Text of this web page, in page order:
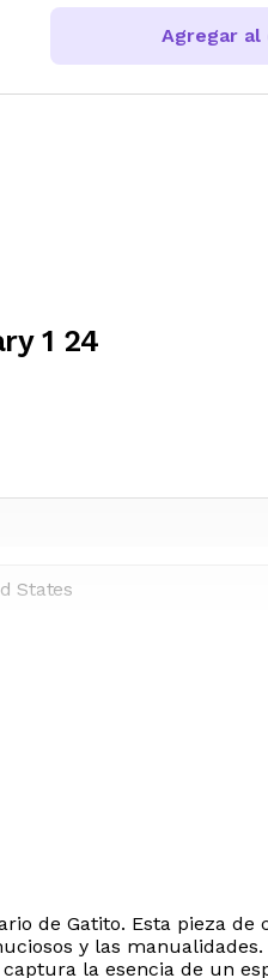
Agregar
1 24
States
de Gatito. Esta pieza de
y las
la esencia de un